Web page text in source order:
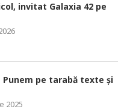
invitat Galaxia 42 pe
Punem pe tarabă texte și
2025